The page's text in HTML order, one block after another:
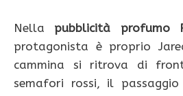
Nella pubblicità profumo
protagonista è proprio
cammina si ritrova di
semafori rossi, il